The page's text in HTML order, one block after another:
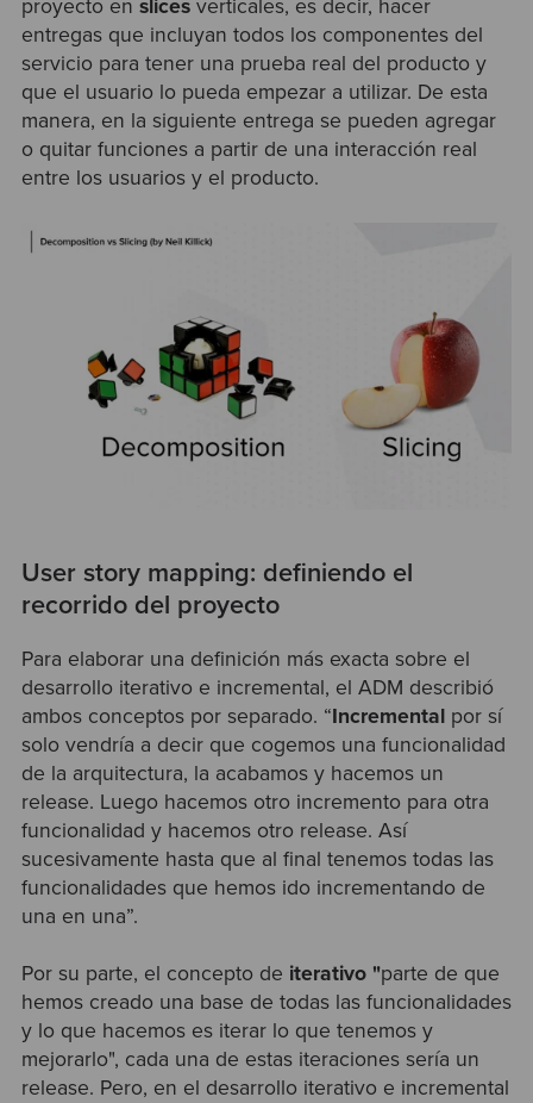
proyecto en slices verticales, es decir, hacer
entregas que incluyan todos los componentes del
servicio para tener una prueba real del producto y
que el usuario lo pueda empezar a utilizar. De esta
manera, en la siguiente entrega se pueden agregar
o quitar funciones a partir de una interacción real
entre los usuarios y el producto.
User story mapping: definiendo el
recorrido del proyecto
Para elaborar una definición más exacta sobre el
desarrollo iterativo e incremental, el ADM describió
ambos conceptos por separado. “Incremental por sí
solo vendría a decir que cogemos una funcionalidad
de la arquitectura, la acabamos y hacemos un
release. Luego hacemos otro incremento para otra
funcionalidad y hacemos otro release. Así
sucesivamente hasta que al final tenemos todas las
funcionalidades que hemos ido incrementando de
una en una”.
Por su parte, el concepto de iterativo "parte de que
hemos creado una base de todas las funcionalidades
y lo que hacemos es iterar lo que tenemos y
mejorarlo", cada una de estas iteraciones sería un
release. Pero, en el desarrollo iterativo e incremental